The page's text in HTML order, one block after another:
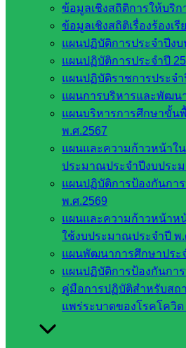
ข้อมูลเชิงสถิติการให้บริก
ข้อมูลเชิงสถิติเรื่องร้องเ
แผนปฏิบัติการประจำปีง
แผนปฏิบัติการประจำปี
แผนปฏิบัติราชการประจำ
แผนการบริหารและพัฒน
แผนบริหารการศึกษาขั้น
พ.ศ.2567
แผนและความก้าวหน้าใ
ประมาณประจำปีงบประ
แผนปฏิบัติการป้องกันกา
พ.ศ.2569
แผนและความก้าวหน้าห
ใช้งบประมาณประจำปี พ.
แผนพัฒนาการศึกษาประ
แผนปฏิบัติการป้องกันกา
คู่มือการปฏิบัติสำหรับสถ
แพร่ระบาดของโรคโควิด
Post Views: 270
นิเทศติดตามและประเมิ
หน่วยงาน
ที่เกี่ยวข้อง
กระทรวง
ศึกษาธิการ
กระทรวง